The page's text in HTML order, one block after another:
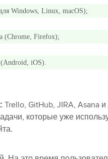
Windows, Linux, macOS);
(Chrome, Firefox);
iOS).
Trello, GitHub, JIRA,
которые уже